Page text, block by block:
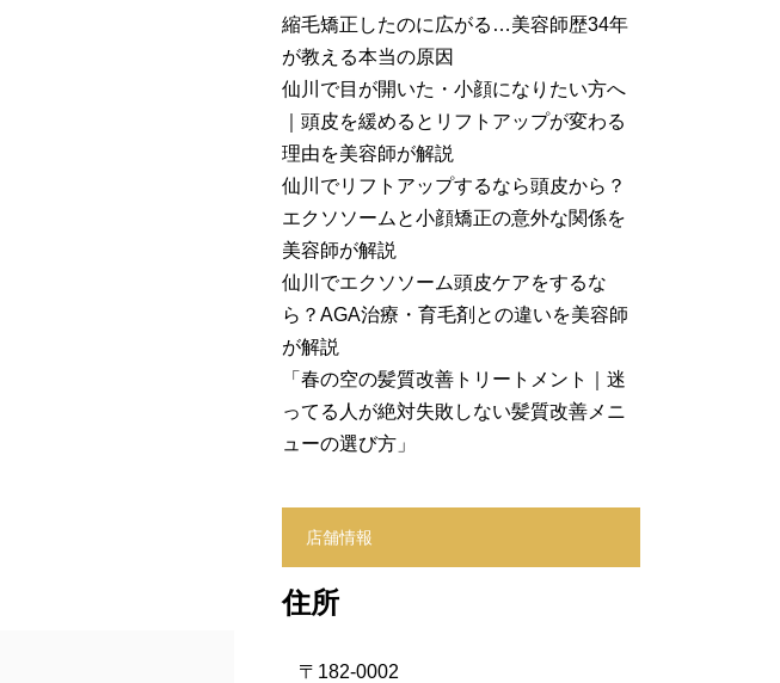
縮毛矯正したのに広がる…美容師歴34年
が教える本当の原因
仙川で目が開いた・小顔になりたい方へ
｜頭皮を緩めるとリフトアップが変わる
理由を美容師が解説
仙川でリフトアップするなら頭皮から？
エクソソームと小顔矯正の意外な関係を
美容師が解説
仙川でエクソソーム頭皮ケアをするな
ら？AGA治療・育毛剤との違いを美容師
が解説
「春の空の髪質改善トリートメント｜迷
ってる人が絶対失敗しない髪質改善メニ
ューの選び方」
店舗情報
住所
〒182-0002